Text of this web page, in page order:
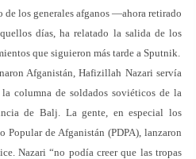
los generales afganos —ahora retirado
días, ha relatado la salida de los
que siguieron más tarde a Sputnik.
Afganistán, Hafizillah Nazari servía
columna de soldados soviéticos de la
de Balj. La gente, en especial los
Popular de Afganistán (PDPA), lanzaron
Nazari “no podía creer que las tropas